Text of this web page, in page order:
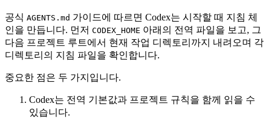
공식 AGENTS.md 가이드에 따르면 Codex는 시작할 때 지침 체
인을 만듭니다. 먼저 CODEX_HOME 아래의 전역 파일을 보고, 그
다음 프로젝트 루트에서 현재 작업 디렉토리까지 내려오며 각
디렉토리의 지침 파일을 확인합니다.
중요한 점은 두 가지입니다.
Codex는 전역 기본값과 프로젝트 규칙을 함께 읽을 수
있습니다.